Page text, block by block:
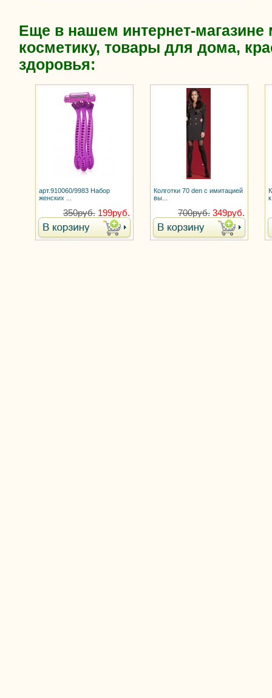
Еще в нашем интернет-магазине
косметику, товары для дома,
здоровья:
арт.910060/9983 Набор
женских ...
350руб. 199руб.
Колготки 70 den с имитацией
вы...
700руб. 349руб.